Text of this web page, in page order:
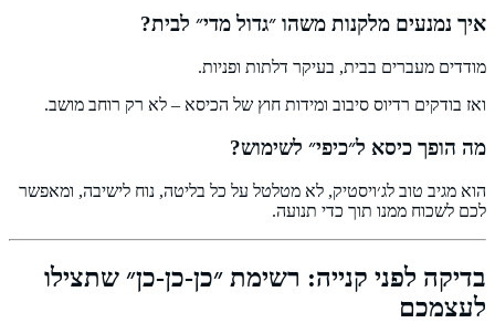
איך נמנעים מלקנות משהו ״גדול מדי״ לבית?
מודדים מעברים בבית, בעיקר דלתות ופניות.
ואז בודקים רדיוס סיבוב ומידות חוץ של הכיסא – לא רק רוחב מושב.
מה הופך כיסא ל״כיפי״ לשימוש?
הוא מגיב טוב לג׳ויסטיק, לא מטלטל על כל בליטה, נוח לישיבה, ומאפשר
לכם לשכוח ממנו תוך כדי תנועה.
בדיקה לפני קנייה: רשימת ״כן-כן-כן״ שתצילו
לעצמכם